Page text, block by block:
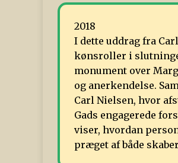
2018
I dette uddrag fra
kønsroller i
monument over
og anerkendelse.
Carl Nielsen, hvor
Gads engagerede
viser, hvordan
præget af både